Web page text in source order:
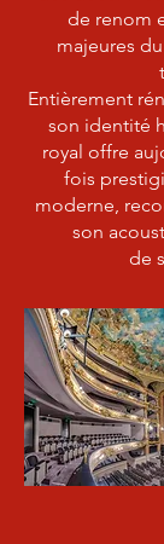
de renom
majeures
Entièrement
son identité
royal offre
fois
moderne,
son
de